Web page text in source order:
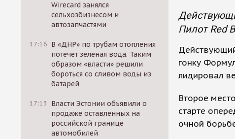
Wirecard занялся
сельхозбизнесом и
автозапчастями
17:16 В «ДНР» по трубам отопления
потечет зеленая вода. Таким
образом «власти» решили
бороться со сливом воды из
батарей
17:13
Власти Эстонии объявили о
продаже оставленных на
российской границе
автомобилей
Пилот Red
гонку
лидировал
Второе
старте
очной